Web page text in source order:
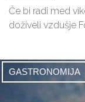
Če bi radi med
doživeli vzdušje
GASTRONOMIJA